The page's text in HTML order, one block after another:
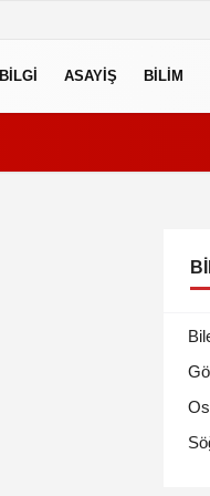
BILGI ASAYIŞ BILIM